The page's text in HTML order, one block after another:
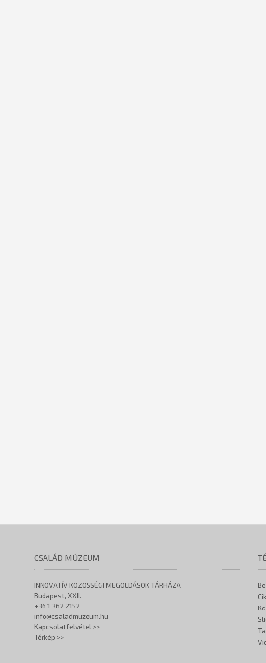
CSALÁD MÚZEUM
INNOVATÍV KÖZÖSSÉGI MEGOLDÁSOK TÁRHÁZA
Budapest, XXII.
+36 1 362 2152
info@csaladmuzeum.hu
Kapcsolatfelvétel >>
Térkép >>